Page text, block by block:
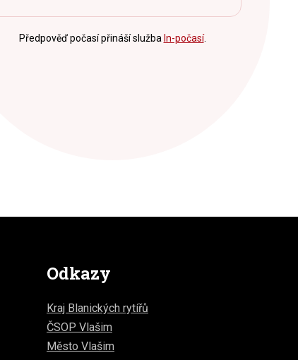
Předpověď počasí přináší služba In-počasí.
Odkazy
Kraj Blanických rytířů
ČSOP Vlašim
Město Vlašim